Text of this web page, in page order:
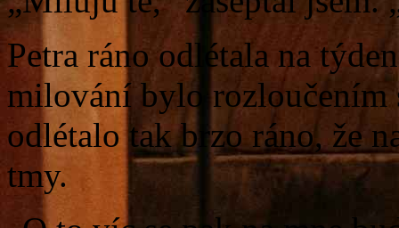
Petra ráno odlétala na
milování bylo rozloučením
odlétalo tak brzo ráno, že
tmy.